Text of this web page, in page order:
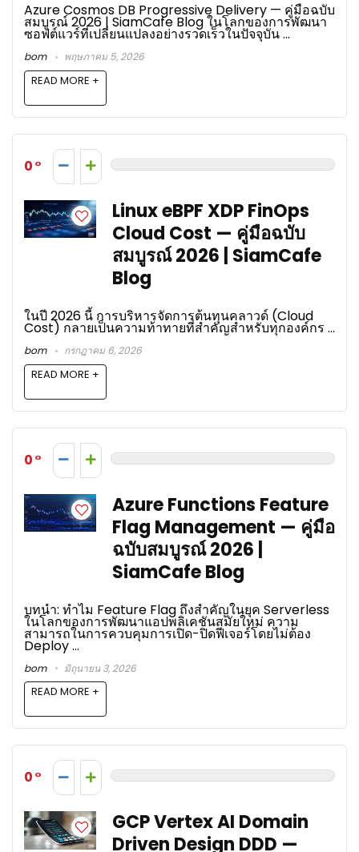
Azure Cosmos DB Progressive Delivery — คู่มือฉบับ
สมบูรณ์ 2026 | SiamCafe Blog ในโลกของการพัฒนา
ซอฟต์แวร์ที่เปลี่ยนแปลงอย่างรวดเร็วในปัจจุบัน ...
bom พฤษภาคม 5, 2026
READ MORE +
0
Linux eBPF XDP FinOps
Cloud Cost — คู่มือฉบับ
สมบูรณ์ 2026 | SiamCafe
Blog
ในปี 2026 นี้ การบริหารจัดการต้นทุนคลาวด์ (Cloud
Cost) กลายเป็นความท้าทายที่สำคัญสำหรับทุกองค์กร ...
bom กรกฎาคม 6, 2026
READ MORE +
0
Azure Functions Feature
Flag Management — คู่มือ
ฉบับสมบูรณ์ 2026 |
SiamCafe Blog
บทนำ: ทำไม Feature Flag ถึงสำคัญในยุค Serverless
ในโลกของการพัฒนาแอปพลิเคชันสมัยใหม่ ความ
สามารถในการควบคุมการเปิด-ปิดฟีเจอร์โดยไม่ต้อง
Deploy ...
bom มิถุนายน 3, 2026
READ MORE +
0
GCP Vertex AI Domain
Driven Design DDD —